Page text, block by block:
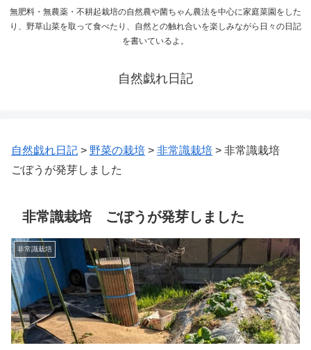
無肥料・無農薬・不耕起栽培の自然農や菌ちゃん農法を中心に家庭菜園をした
り、野草山菜を取って食べたり、自然との触れ合いを楽しみながら日々の日記
を書いているよ。
自然戯れ日記
自然戯れ日記 > 野菜の栽培 > 非常識栽培 > 非常識栽培
ごぼうが発芽しました
非常識栽培 ごぼうが発芽しました
非常識栽培